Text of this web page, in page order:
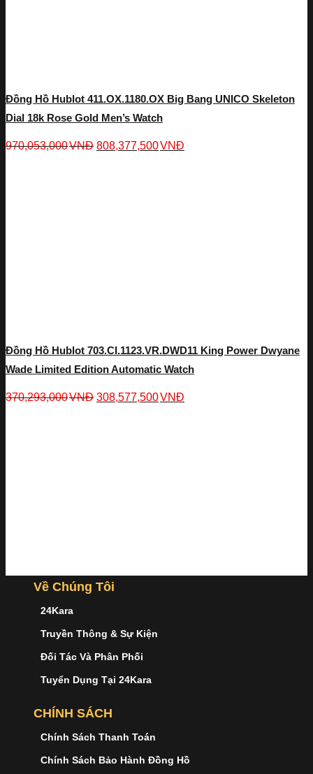
Đồng Hồ Hublot 411.OX.1180.OX Big Bang UNICO Skeleton
Dial 18k Rose Gold Men’s Watch
970,053,000VNĐ 808,377,500VNĐ
Đồng Hồ Hublot 703.CI.1123.VR.DWD11 King Power Dwyane
Wade Limited Edition Automatic Watch
370,293,000VNĐ 308,577,500VNĐ
Về Chúng Tôi
24Kara
Truyền Thông & Sự Kiện
Đối Tác Và Phân Phối
Tuyển Dụng Tại 24Kara
CHÍNH SÁCH
Chính Sách Thanh Toán
Chính Sách Bảo Hành Đồng Hồ